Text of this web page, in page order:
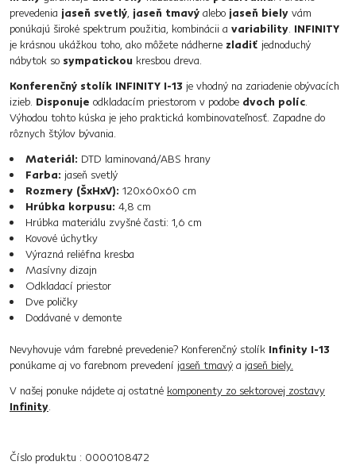
prevedenia jaseň svetlý, jaseň tmavý alebo jaseň biely vám
ponúkajú široké spektrum použitia, kombinácii a variability. INFINITY
je krásnou ukážkou toho, ako môžete nádherne zladiť jednoduchý
nábytok so sympatickou kresbou dreva.
Konferenčný stolík INFINITY I-13 je vhodný na zariadenie obývacích
izieb. Disponuje odkladacím priestorom v podobe dvoch políc.
Výhodou tohto kúska je jeho praktická kombinovateľnosť. Zapadne do
rôznych štýlov bývania.
Materiál: DTD laminovaná/ABS hrany
Farba: jaseň svetlý
Rozmery (ŠxHxV): 120x60x60 cm
Hrúbka korpusu: 4,8 cm
Hrúbka materiálu zvyšné časti: 1,6 cm
Kovové úchytky
Výrazná reliéfna kresba
Masívny dizajn
Odkladací priestor
Dve poličky
Dodávané v demonte
Nevyhovuje vám farebné prevedenie? Konferenčný stolík Infinity I-13
ponúkame aj vo farebnom prevedení jaseň tmavý a jaseň biely.
V našej ponuke nájdete aj ostatné komponenty zo sektorovej zostavy
Infinity.
Číslo produktu : 0000108472